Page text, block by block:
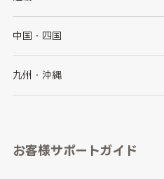
千葉県
神奈川県
石川県
山梨県
愛知県
大阪府
京都府
和歌山県
中国・四国
鳥取県
山口県
九州・沖縄
長崎県
お客様サポートガイド